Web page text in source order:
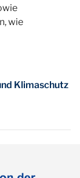
wie
Klimaschutz